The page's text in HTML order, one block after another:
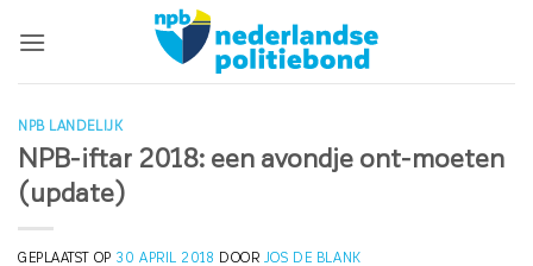
naar
NPB LANDELIJK
NPB-iftar 2018: een avondje ont-moeten
(update)
GEPLAATST OP 30 APRIL 2018 DOOR JOS DE BLANK